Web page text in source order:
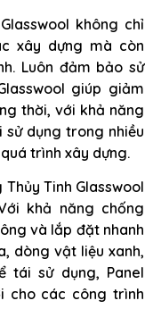
không chỉ
xây dựng mà còn
Luôn đảm bảo sử
giúp giảm
thời, với khả năng
dụng trong nhiều
trình xây dựng.
Tinh Glasswool
khả năng chống
và lắp đặt nhanh
dòng vật liệu xanh,
tái sử dụng, Panel
cho các công trình